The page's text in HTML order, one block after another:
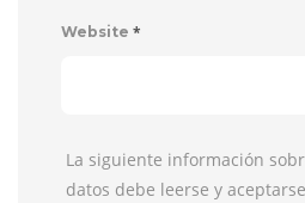
Website *
La siguiente información
datos debe leerse y